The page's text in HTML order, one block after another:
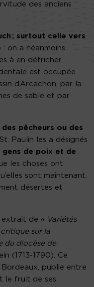
des anciens
; surtout celle vers
: on a néanmoins
à en défricher
est occupée
d’Arcachon, par la
de sable et par
pêcheurs ou des
Paulin les a désignés
gens de poix et de
les choses ont
sont maintenant.
désertes et
extrait de « Variétés
sur la
du diocèse de
(1713-1790). Ce
Bordeaux, publie entre
le fruit de ses